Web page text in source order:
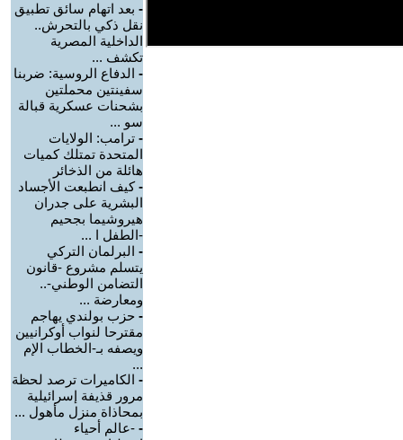
- بعد اتهام سائق تطبيق
نقل ذكي بالتحرش..
الداخلية المصرية
تكشف ...
- الدفاع الروسية: ضربنا
سفينتين محملتين
بشحنات عسكرية قبالة
سو ...
- ترامب: الولايات
المتحدة تمتلك كميات
هائلة من الذخائر
-كيف انطبعت الأجساد
البشرية على جدران
هيروشيما بجحيم
-الطفل ا ...
- البرلمان التركي
يتسلم مشروع -قانون
التضامن الوطني-..
ومعارضة ...
- حزب بولندي يهاجم
مقترحا لنواب أوكرانيين
ويصفه بـ-الخطاب الإم
...
- الكاميرات ترصد لحظة
مرور قذيفة إسرائيلية
بمحاذاة منزل مأهول ...
- -عالم أحياء